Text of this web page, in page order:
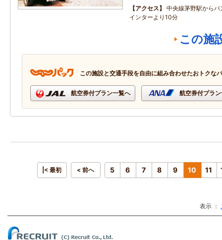
アクセス
中央線茅野駅から
インターより10分
この施
この施設と交通手段を自由に組み合わせたおトクな
航空券付プラン一覧へ 航空券付プラ
|< 最初 < 前へ 5 6 7 8 9 10 11
表示 ：